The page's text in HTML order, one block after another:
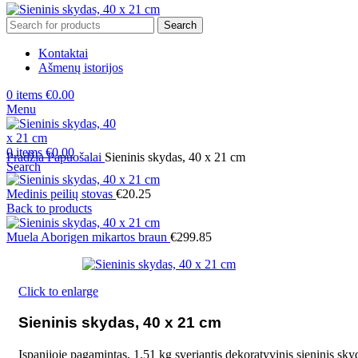
Search
Kontaktai
Ašmenų istorijos
0 items €0.00
Menu
0items €0.00
Search
PradžiaPapuošalai Sieninis skydas, 40 x 21 cm
Medinis peilių stovas €20.25
Back to products
Muela Aborigen mikartos braun €299.85
Click to enlarge
Sieninis skydas, 40 x 21 cm
Ispanijoje pagamintas, 1,51 kg sveriantis dekoratyvinis sieninis